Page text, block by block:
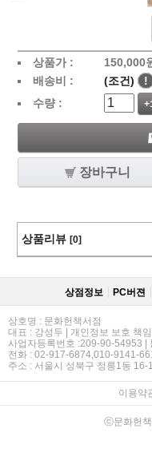
상품가 : 150,000
배송비 :
(조건) !
수량 :
장바구니
상품리뷰 [0]
상점정보 PC버젼
상호명 : 문화헌책서점
대표 : 강성두 | 개인정보 보호 책
사업자등록번호 :209-90-54953 |
전화 : 02-917-6874,010-9141-
주소 : 서울시 성북구 정릉1동 16-
이용약
ⓒ문화헌책